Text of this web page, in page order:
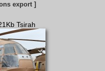
export ]
Tsirah